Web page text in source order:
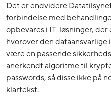
Det er endvidere
forbindelse med
opbevares i IT-løsninger,
hvorover den
være en passende
anerkendt algoritme til
passwords, så disse ikke på
klartekst.